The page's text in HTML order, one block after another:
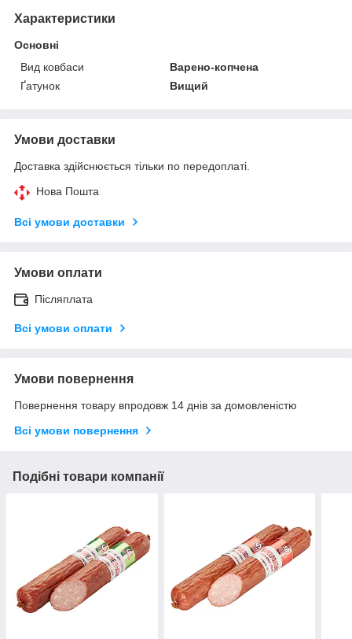
Характеристики
Основні
Вид ковбаси
Варено-копчена
Ґатунок
Вищий
Умови доставки
Доставка здійснюється тільки по передоплаті.
Нова Пошта
Всі умови доставки
Умови оплати
Післяплата
Всі умови оплати
Умови повернення
Повернення товару впродовж 14 днів за домовленістю
Всі умови повернення
Подібні товари компанії